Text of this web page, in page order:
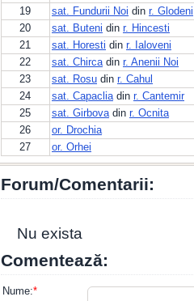
19
sat. Fundurii Noi din r. Glodeni
20
sat. Buteni din r. Hincesti
21
sat. Horesti din r. Ialoveni
22
sat. Chircadin r. Anenii Noi
23
sat. Rosu din r. Cahul
24
sat. Capacliadin r. Cantemir
25
sat. Girbovadin r. Ocnita
26
or. Drochia
27
or. Orhei
Forum/Comentarii:
Nu exista
Comentează:
Nume:*